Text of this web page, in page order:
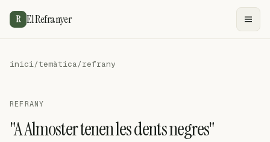
R El Refranyer
inici/temàtica/refrany
REFRANY
"A Almoster tenen les dents negres"